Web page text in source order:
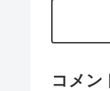
コメン